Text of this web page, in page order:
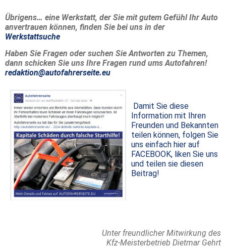
Übrigens… eine Werkstatt, der Sie mit gutem Gefühl Ihr Auto
anvertrauen können, finden Sie bei uns in der
Werkstattsuche
Haben Sie Fragen oder suchen Sie Antworten zu Themen,
dann schicken Sie uns Ihre Fragen rund ums Autofahren!
redaktion@autofahrerseite.eu
Damit Sie diese
Information mit Ihren
Freunden und Bekannten
teilen können, folgen Sie
uns einfach hier auf
FACEBOOK, liken Sie uns
und teilen sie diesen
Beitrag!
Unter freundlicher Mitwirkung des
Kfz-Meisterbetrieb Dietmar Gehrt